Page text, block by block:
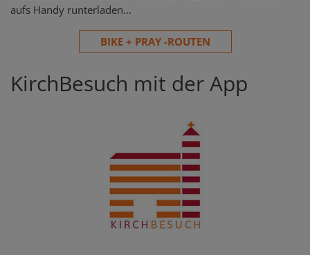
aufs Handy runterladen...
BIKE + PRAY -ROUTEN
KirchBesuch mit der App